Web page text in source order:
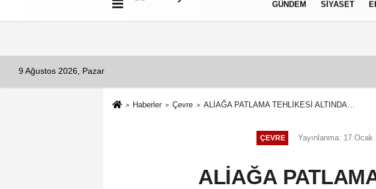
Künye
GÜNDEM SIYASET
9 Ağustos 2026, Pazar
Haberler Çevre ALİAĞA PATLAMA TEHLİKESİ ALTINDA…
ÇEVRE Yayınlanma: 17 Ocak
ALİAĞA